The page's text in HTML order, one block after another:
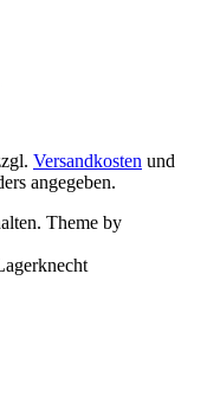
Versandkosten und
angegeben.
Theme by